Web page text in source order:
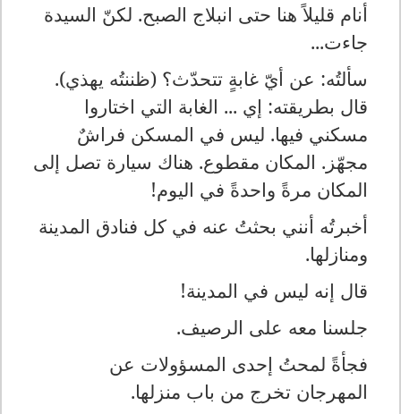
أنام قليلاً هنا حتى انبلاج الصبح. لكنّ السيدة
جاءت...
سألتُه: عن أيّ غابةٍ تتحدّث؟ (ظننتُه يهذي).
قال بطريقته: إي ... الغابة التي اختاروا
مسكني فيها. ليس في المسكن فراشٌ
مجهّز. المكان مقطوع. هناك سيارة تصل إلى
المكان مرةً واحدةً في اليوم!
أخبرتُه أنني بحثتُ عنه في كل فنادق المدينة
ومنازلها.
قال إنه ليس في المدينة!
جلسنا معه على الرصيف.
فجأةً لمحتُ إحدى المسؤولات عن
المهرجان تخرج من باب منزلها.